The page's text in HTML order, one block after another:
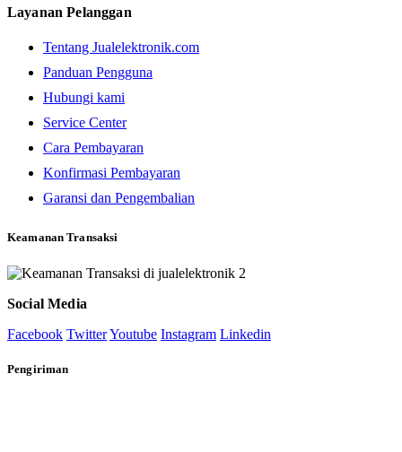
Layanan Pelanggan
Tentang Jualelektronik.com
Panduan Pengguna
Hubungi kami
Service Center
Cara Pembayaran
Konfirmasi Pembayaran
Garansi dan Pengembalian
Keamanan Transaksi
Social Media
Facebook TwitterYoutube Instagram Linkedin
Pengiriman